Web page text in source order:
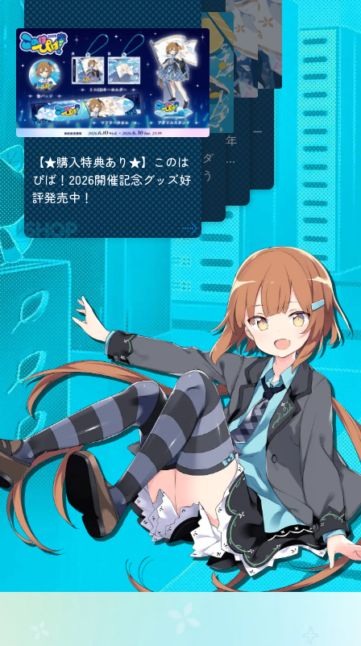
【このはぴば！2026】13周
年、本当にありがとう！今年
も最高のお誕生日になりまし
た！✨
美雲このは13周年記念ライ
ブ このはぴば！2026【アー
カイブ】
【★購入特典あり★】このは
ぴば！2026開催記念グッズ好
評発売中！
美雲このはの夏壁紙公開！ダ
ウンロードして夏を楽しもう
☆